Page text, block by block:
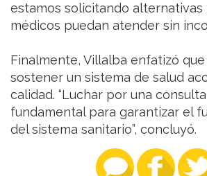
estamos solicitando alternativas
médicos puedan atender sin
Finalmente, Villalba enfatizó
sostener un sistema de salud
calidad. “Luchar por una
fundamental para garantizar el
del sistema sanitario”, concluyó.